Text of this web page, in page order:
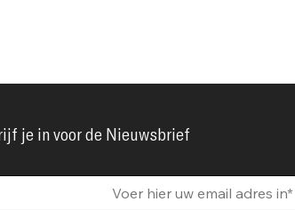
je in voor de Nieuwsbrief